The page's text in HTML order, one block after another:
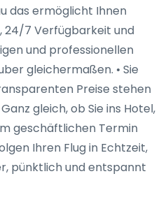
das ermöglicht Ihnen
24/7 Verfügbarkeit und
und professionellen
gleichermaßen. • Sie
Preise stehen
gleich, ob Sie ins Hotel,
geschäftlichen Termin
Ihren Flug in Echtzeit,
pünktlich und entspannt